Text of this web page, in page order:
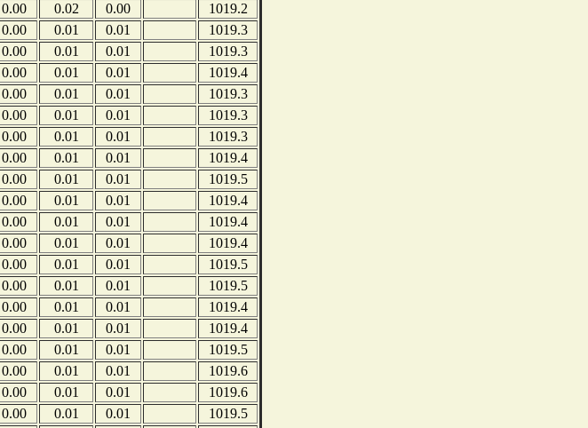
0.00 0.02 0.00
1019.2
0.00 0.01 0.01
1019.3
0.00 0.01 0.01
1019.3
0.00 0.01 0.01
1019.4
0.00 0.01 0.01
1019.3
0.00 0.01 0.01
1019.3
0.00 0.01 0.01
1019.3
0.00 0.01 0.01
1019.4
0.00 0.01 0.01
1019.5
0.00 0.01 0.01
1019.4
0.00 0.01 0.01
1019.4
0.00 0.01 0.01
1019.4
0.00 0.01 0.01
1019.5
0.00 0.01 0.01
1019.5
0.00 0.01 0.01
1019.4
0.00 0.01 0.01
1019.4
0.00 0.01 0.01
1019.5
0.00 0.01 0.01
1019.6
0.00 0.01 0.01
1019.6
0.00 0.01 0.01
1019.5